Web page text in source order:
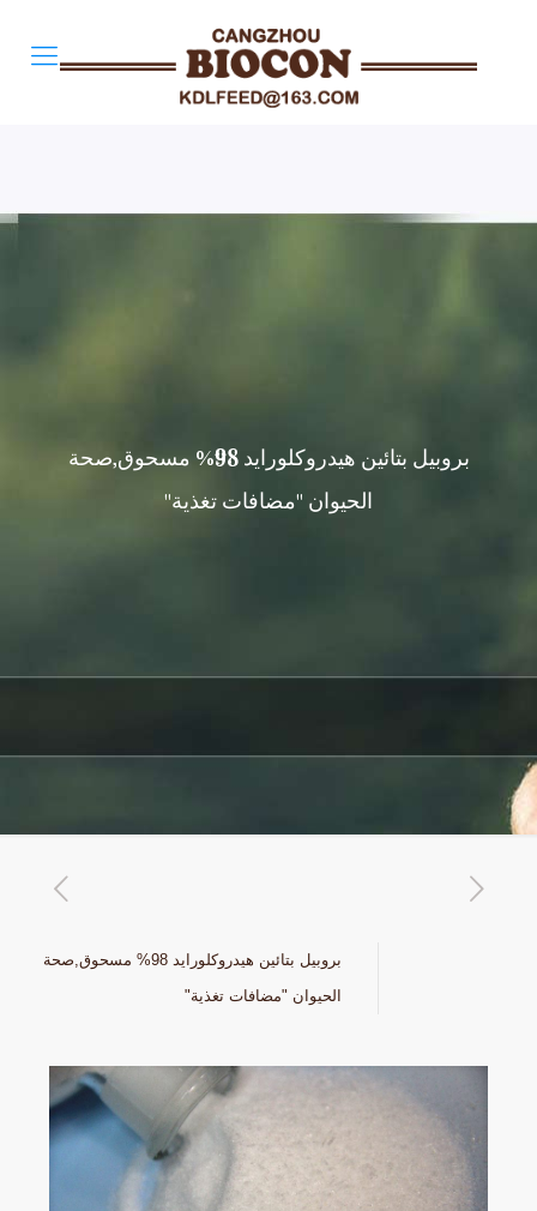
بروبيل بتائين هيدروكلورايد 98% مسحوق,صحة
الحيوان "مضافات تغذية"
بروبيل بتائين هيدروكلورايد 98% مسحوق,صحة
الحيوان "مضافات تغذية"